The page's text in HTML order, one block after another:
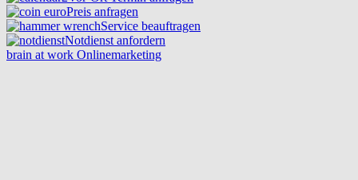
Preis anfragen
Service beauftragen
Notdienst anfordern
brain at work Onlinemarketing